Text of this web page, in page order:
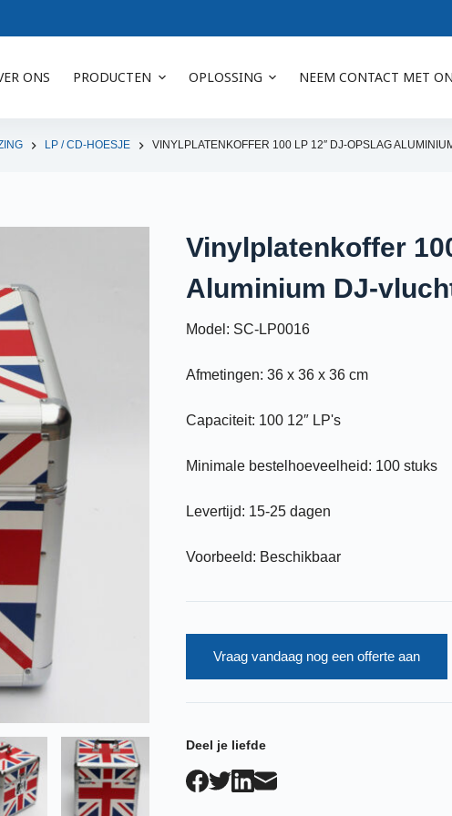
ONS PRODUCTEN OPLOSSING NEEM CONTACT MET
LP / CD-HOESJE VINYLPLATENKOFFER 100 LP 12″ DJ-OPSLAG
Vinylplatenkoffer
Aluminium DJ-
Model: SC-LP0016
Afmetingen: 36 x 36 x 36 cm
Capaciteit: 100 12″ LP's
Minimale bestelhoeveelheid: 100 stuks
Levertijd: 15-25 dagen
Voorbeeld: Beschikbaar
Vraag vandaag nog een offerte aan
Deel je liefde